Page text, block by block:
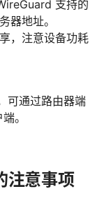
支持的
器地址。
，注意设备功耗
可通过路由器端
。
注意事项